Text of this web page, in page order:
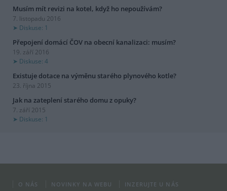
Musím mít revizi na kotel, když ho nepoužívám?
7. listopadu 2016
Diskuse: 1
Přepojení domácí ČOV na obecní kanalizaci: musím?
19. září 2016
Diskuse: 4
Existuje dotace na výměnu starého plynového kotle?
23. října 2015
Jak na zateplení starého domu z opuky?
7. září 2015
Diskuse: 1
O NÁS NOVINKY NA WEBU INZERUJTE U NÁS